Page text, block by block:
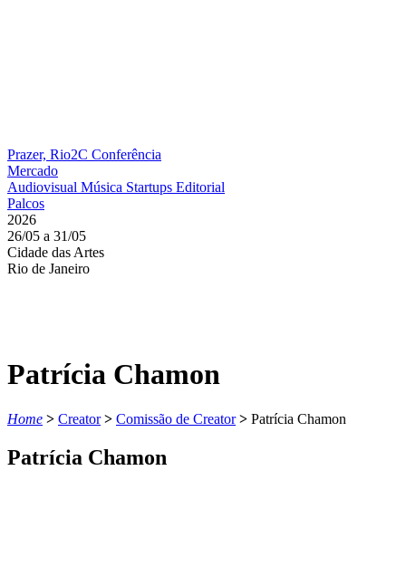
Prazer, Rio2C Conferência
Mercado
Audiovisual Música Startups Editorial
Palcos
2026
26/05 a 31/05
Cidade das Artes
Rio de Janeiro
Patrícia Chamon
Home > Creator > Comissão de Creator > Patrícia Chamon
Patrícia Chamon